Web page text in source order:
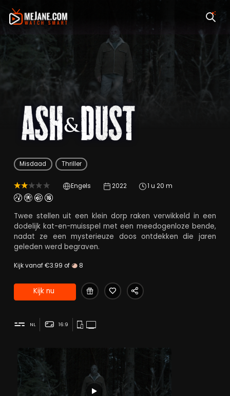
Misdaad Thriller
Engels 2022 1 u 20 m
Twee stellen uit een klein dorp raken verwikkeld in een
dodelijk kat-en-muisspel met een meedogenloze bende,
nadat ze een mysterieuze doos ontdekken die jaren
geleden werd begraven.
Kijk vanaf €3.99 of 8
Kijk nu
NL 16:9